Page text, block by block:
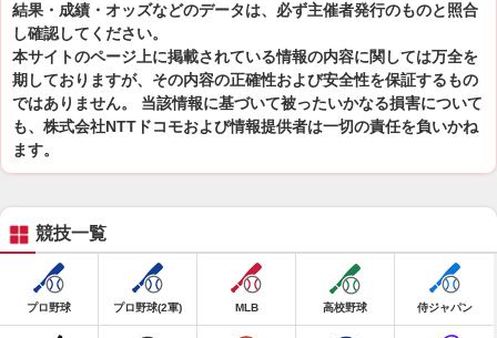
結果・成績・オッズなどのデータは、必ず主催者発行のものと照合
し確認してください。
本サイトのページ上に掲載されている情報の内容に関しては万全を
期しておりますが、その内容の正確性および安全性を保証するもの
ではありません。 当該情報に基づいて被ったいかなる損害について
も、株式会社NTTドコモおよび情報提供者は一切の責任を負いかね
ます。
競技一覧
プロ野球 プロ野球(2軍) MLB 高校野球 侍ジャパン